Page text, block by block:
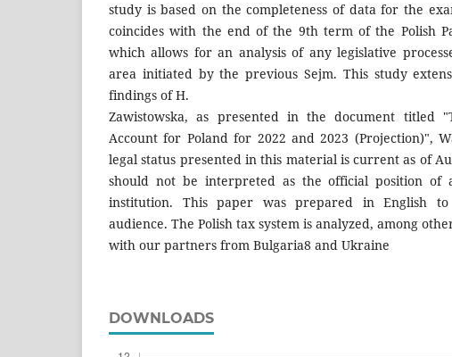
study is based on the completeness of data for the
coincides with the end of the 9th term of the Polish
which allows for an analysis of any legislative
area initiated by the previous Sejm. This study
findings of H.
Zawistowska, as presented in the document titled
Account for Poland for 2022 and 2023 (Projection)",
legal status presented in this material is current as of
should not be interpreted as the official position of
institution. This paper was prepared in English
audience. The Polish tax system is analyzed, among
with our partners from Bulgaria8 and Ukraine
DOWNLOADS